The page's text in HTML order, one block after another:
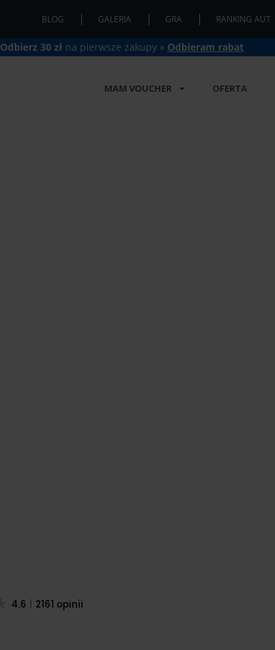
BLOG GALERIA GRA RANKING AUT
Odbierz 30 zł na pierwsze zakupy » Odbieram rabat
MAM VOUCHER OFERTA
4.6 2161 opinii